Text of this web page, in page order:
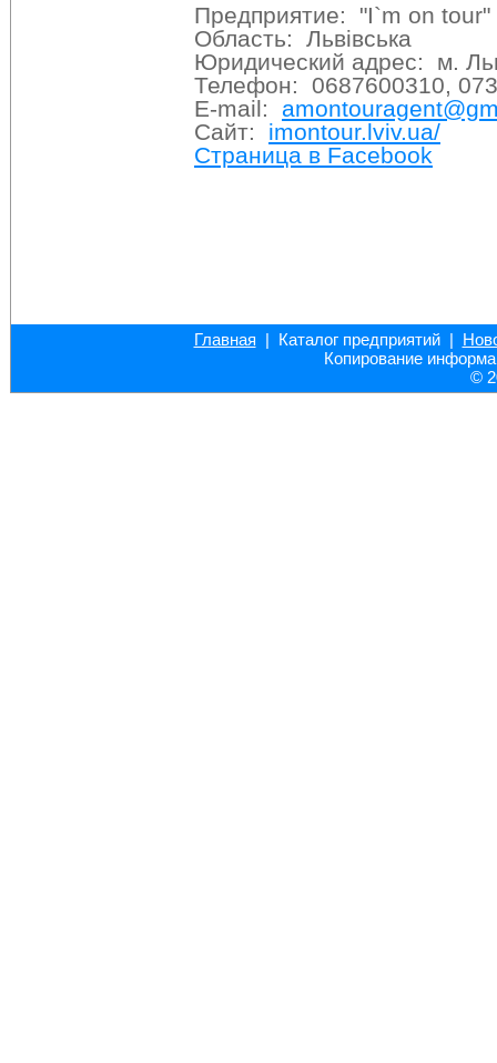
Предприятие: "I`m on tour"
Область: Львівська
Юридический адрес: м.
Телефон: 0687600310,
E-mail:
Сайт: imontour.lviv.ua/
Страница в Facebook
Главная | Каталог предприятий |
Копирование
©